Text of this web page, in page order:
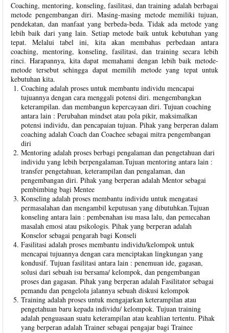
Coaching, mentoring, konseling, fasilitasi, dan training adalah berbagai
metode pengembangan diri. Masing-masing metode memiliki tujuan,
pendekatan, dan manfaat yang berbeda-beda. Tidak ada metode yang
lebih baik dari yang lain. Setiap metode baik untuk kebutuhan yang
tepat. Melalui tabel ini, kita akan membahas perbedaan antara
coaching, mentoring, konseling, fasilitasi, dan training secara lebih
rinci. Harapannya, kita dapat memahami dengan lebih baik metode-
metode tersebut sehingga dapat memilih metode yang tepat untuk
kebutuhan kita.
Coaching adalah proses untuk membantu individu mencapai
tujuannya dengan cara menggali potensi diri. mengembangkan
keterampilan. dan membangun kepercayaan diri. Tujuan coaching
antara lain : Perubahan mindset atau pola pikir, maksimalkan
potensi individu, dan pencapaian tujuan. Pihak yang berperan dalam
coaching adalah Coach dan Coachee sebagai mitra pengembangan
diri
Mentoring adalah proses berbagi pengalaman dan pengetahuan dari
individu yang lebih berpengalaman.Tujuan mentoring antara lain :
transfer pengetahuan, keterampilan dan pengalaman, dan
pengembangan diri. Pihak yang berperan adalah Mentor sebagai
pembimbing bagi Mentee
Konseling adalah proses membantu individu untuk mengatasi
permasalahan dan mengambil keputusan yang dibutuhkan.Tujuan
konseling antara lain : pembenahan isu masa lalu, dan pemecahan
masalah emosi atau psikologis. Pihak yang berperan adalah
Konselor sebagai pengarah bagi Konseli
Fasilitasi adalah proses membantu individu/kelompok untuk
mencapai tujuannya dengan cara menciptakan lingkungan yang
kondusif. Tujuan fasilitasi antara lain : penemuan ide, gagasan,
solusi dari sebuah isu bersama/ kelompok, dan pengembangan
proses dan gagasan. Pihak yang berperan adalah Fasilitator sebagai
pemandu dan pengelola jalannya sebuah diskusi kelompok
Training adalah proses untuk mengajarkan keterampilan atau
pengetahuan baru kepada individu/ kelompok. Tujuan training
adalah penguasaan suatu keterampilan atau keahlian tertentu. Pihak
yang berperan adalah Trainer sebagai pengajar bagi Trainee